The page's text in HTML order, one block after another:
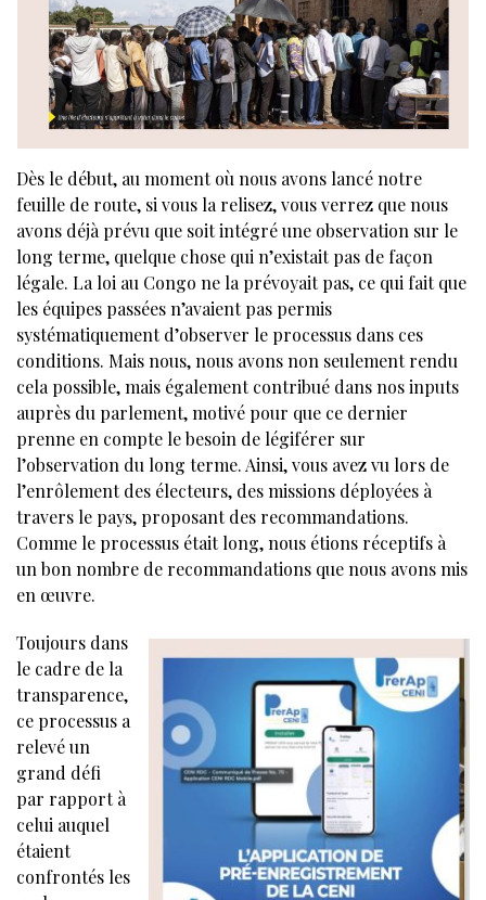
Dès le début, au moment où nous avons lancé notre
feuille de route, si vous la relisez, vous verrez que nous
avons déjà prévu que soit intégré une observation sur le
long terme, quelque chose qui n’existait pas de façon
légale. La loi au Congo ne la prévoyait pas, ce qui fait que
les équipes passées n’avaient pas permis
systématiquement d’observer le processus dans ces
conditions. Mais nous, nous avons non seulement rendu
cela possible, mais également contribué dans nos inputs
auprès du parlement, motivé pour que ce dernier
prenne en compte le besoin de légiférer sur
l’observation du long terme. Ainsi, vous avez vu lors de
l’enrôlement des électeurs, des missions déployées à
travers le pays, proposant des recommandations.
Comme le processus était long, nous étions réceptifs à
un bon nombre de recommandations que nous avons mis
en œuvre.
Toujours dans
le cadre de la
transparence,
ce processus a
relevé un
grand défi
par rapport à
celui auquel
étaient
confrontés les